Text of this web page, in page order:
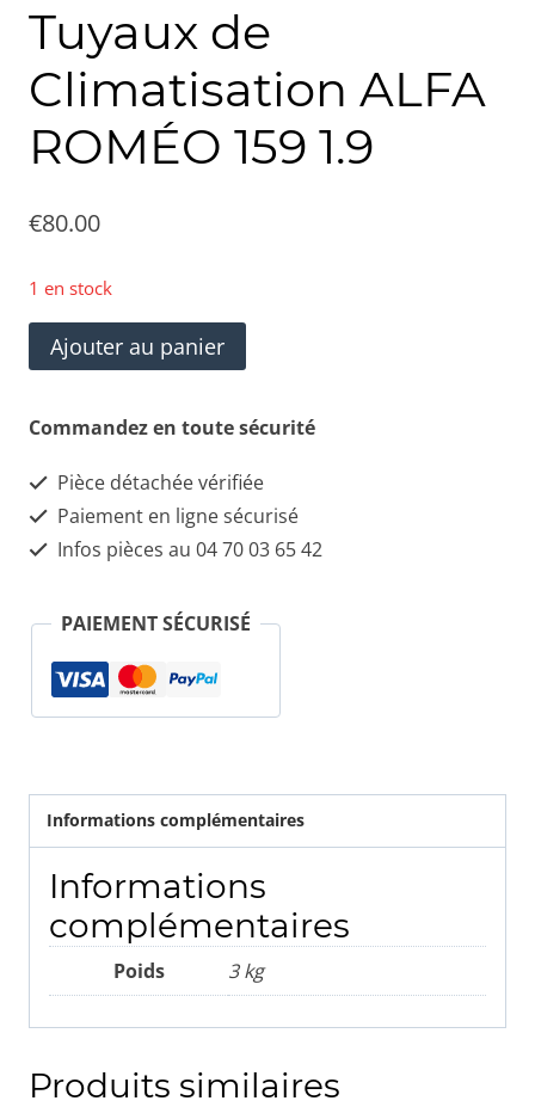
Tuyaux de
Climatisation ALFA
ROMÉO 159 1.9
€80.00
1 en stock
quantité
de
Tuyaux
Climatisation
ALFA
Ajouter au panier
Commandez en toute sécurité
Pièce détachée vérifiée
Paiement en ligne sécurisé
Infos pièces au 04 70 03 65 42
PAIEMENT SÉCURISÉ
Informations complémentaires
Informations
complémentaires
Poids 3 kg
Produits similaires